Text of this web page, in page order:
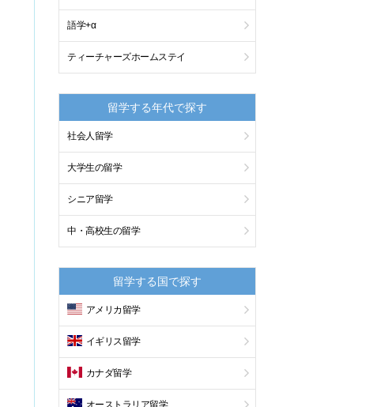
語学+α
ティーチャーズホームステイ
留学する年代で探す
社会人留学
大学生の留学
シニア留学
中・高校生の留学
留学する国で探す
アメリカ留学
イギリス留学
カナダ留学
オーストラリア留学